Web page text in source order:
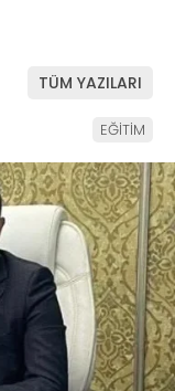
TÜM YAZILARI
EĞİTİM